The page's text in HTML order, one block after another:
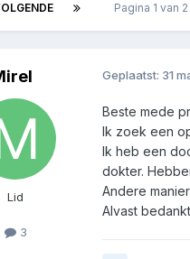
Pagina 1 van 2
Lid
3
Geplaatst: 31
Beste mede
Ik zoek een
Ik heb een
dokter.
Andere
Alvast